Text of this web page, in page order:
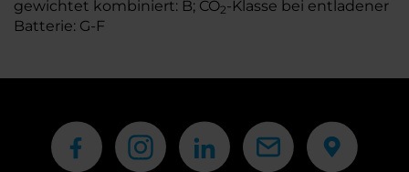
gewichtet kombiniert: B; CO2-Klasse bei entladener
Batterie: G-F